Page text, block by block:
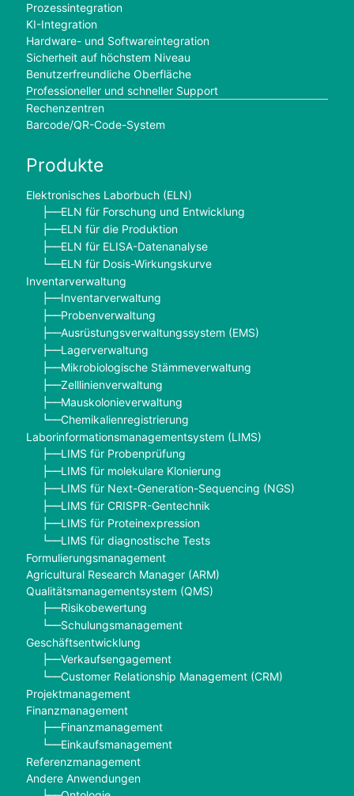
Prozessintegration
KI-Integration
Hardware- und Softwareintegration
Sicherheit auf höchstem Niveau
Benutzerfreundliche Oberfläche
Professioneller und schneller Support
Rechenzentren
Barcode/QR-Code-System
Produkte
Elektronisches Laborbuch (ELN)
├──ELN für Forschung und Entwicklung
├──ELN für die Produktion
├──ELN für ELISA-Datenanalyse
└──ELN für Dosis-Wirkungskurve
Inventarverwaltung
├──Inventarverwaltung
├──Probenverwaltung
├──Ausrüstungsverwaltungssystem (EMS)
├──Lagerverwaltung
├──Mikrobiologische Stämmeverwaltung
├──Zelllinienverwaltung
├──Mauskolonieverwaltung
└──Chemikalienregistrierung
Laborinformationsmanagementsystem (LIMS)
├──LIMS für Probenprüfung
├──LIMS für molekulare Klonierung
├──LIMS für Next-Generation-Sequencing (NGS)
├──LIMS für CRISPR-Gentechnik
├──LIMS für Proteinexpression
└──LIMS für diagnostische Tests
Formulierungsmanagement
Agricultural Research Manager (ARM)
Qualitätsmanagementsystem (QMS)
├──Risikobewertung
└──Schulungsmanagement
Geschäftsentwicklung
├──Verkaufsengagement
└──Customer Relationship Management (CRM)
Projektmanagement
Finanzmanagement
├──Finanzmanagement
└──Einkaufsmanagement
Referenzmanagement
Andere Anwendungen